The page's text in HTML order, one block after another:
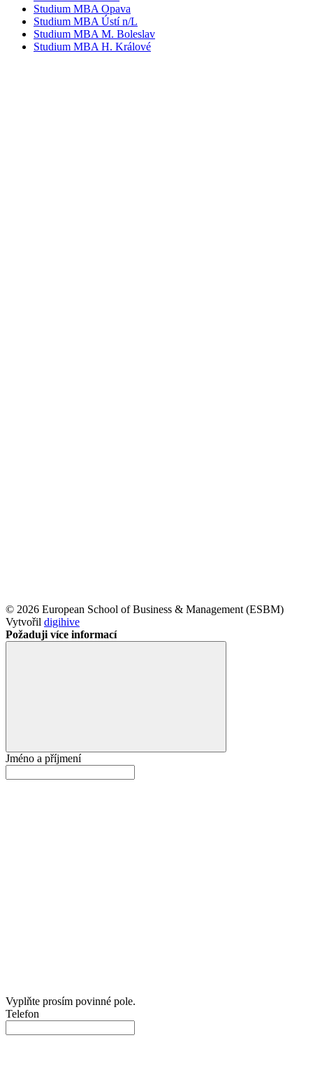
Studium MBA Opava
Studium MBA Ústí n/L
Studium MBA M. Boleslav
Studium MBA H. Králové
© 2026 European School of Business & Management (ESBM)
Vytvořil digihive
Požaduji více informací
Jméno a příjmení
Vyplňte prosím povinné pole.
Telefon